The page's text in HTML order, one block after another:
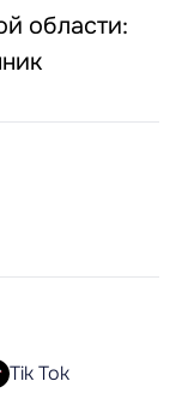
области:
Tik Tok